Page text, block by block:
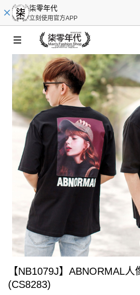
柒零年代
立刻使用官方APP
【NB1079J】ABNORMAL人
(CS8283)